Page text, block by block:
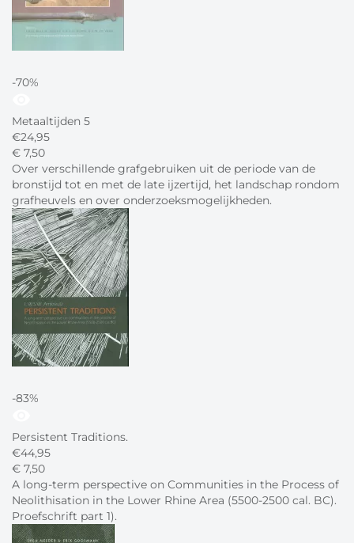
-70%
Metaaltijden 5
€24,95
€ 7,50
Over verschillende grafgebruiken uit de periode van de
bronstijd tot en met de late ijzertijd, het landschap rondom
grafheuvels en over onderzoeksmogelijkheden.
-83%
Persistent Traditions.
€44,95
€ 7,50
A long-term perspective on Communities in the Process of
Neolithisation in the Lower Rhine Area (5500-2500 cal. BC).
Proefschrift part 1).